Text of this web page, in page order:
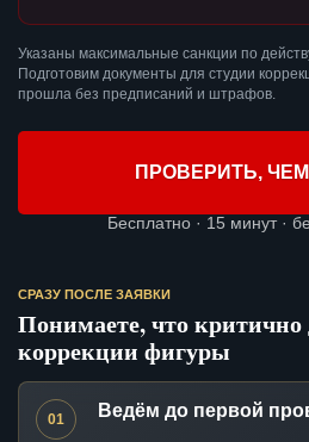
Указаны максимальные санкции по
Подготовим документы для студии
прошла без предписаний и штрафов.
ПРОВЕРИТЬ,
Бесплатно · 15 минут ·
СРАЗУ ПОСЛЕ ЗАЯВКИ
Понимаете, что критично
коррекции фигуры
01 Ведём до первой